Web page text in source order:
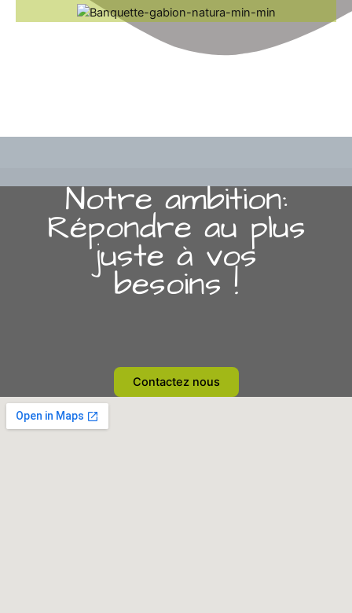
Notre ambition:
Répondre au plus
juste à vos
besoins !
Contactez nous